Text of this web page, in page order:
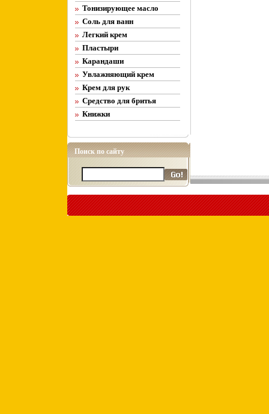
Тонизирующее масло
Соль для ванн
Легкий крем
Пластыри
Карандаши
Увлажняющий крем
Крем для рук
Средство для бритья
Книжки
Поиск по сайту